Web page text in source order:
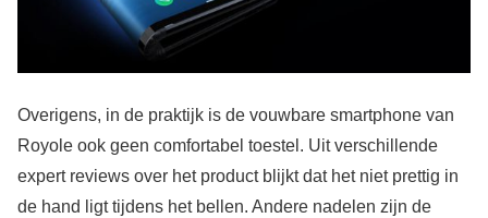
Overigens, in de praktijk is de vouwbare smartphone van
Royole ook geen comfortabel toestel. Uit verschillende
expert reviews over het product blijkt dat het niet prettig in
de hand ligt tijdens het bellen. Andere nadelen zijn de